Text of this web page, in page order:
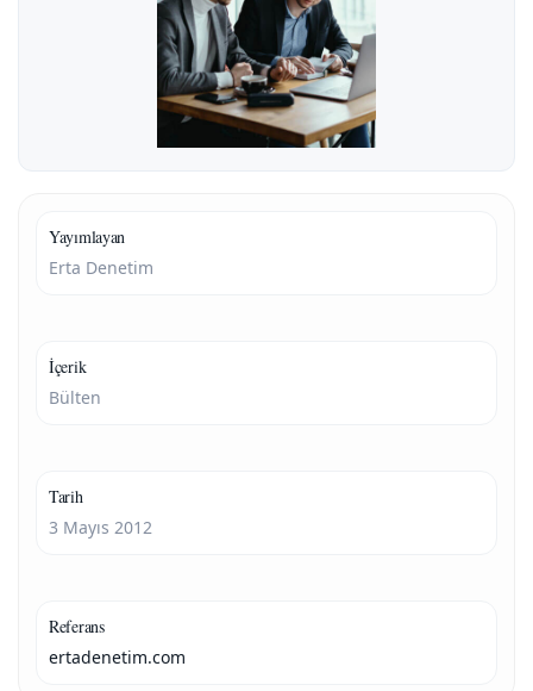
Yayımlayan
Erta Denetim
İçerik
Bülten
Tarih
3 Mayıs 2012
Referans
ertadenetim.com